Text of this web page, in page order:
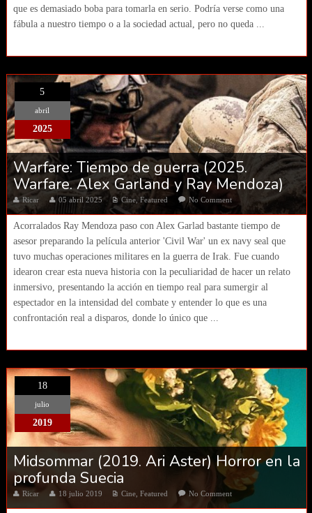
que es demasiado boba para tomarla en serio. Podría verse como una
fábula a nuestro tiempo o a la sociedad actual, pero no queda ...
5
abril
2025
Warfare: Tiempo de guerra (2025.
Warfare. Alex Garland y Ray Mendoza)
Ricar 05 abril 2025 Cine,Featured No Comment
Acorralados Ray Mendoza paso con Alex Garlad bastante tiempo de
asesor preparando la película anterior 'Civil War' un ex navy seal que
tuvo muchas operaciones militares en la guerra de Irak. Fue cuando
idearon crear esta nueva historia con la peculiaridad de hacer un relato
inmersivo, presentando la acción en tiempo real para sumergir al
espectador en la intensidad del combate y entender lo que es una
confrontación real a disparos, donde lo único que ...
18
julio
2019
Midsommar (2019. Ari Aster) Horror en la
profunda Suecia
Ricar 18 julio 2019 Cine, Featured No Comment